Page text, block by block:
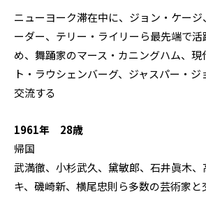
ニューヨーク滞在中に、ジョン・ケー
ーダー、テリー・ライリーら最先端で
め、舞踊家のマース・カニングハム、現
ト・ラウシェンバーグ、ジャスパー・ジ
交流する
1961年 28歳
帰国
武満徹、小杉武久、黛敏郎、石井眞木
キ、磯崎新、横尾忠則ら多数の芸術家と